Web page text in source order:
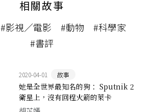
相關故事
#影視／電影 #動物
#科學家
#書評
2020-04-01 故事
她是全世界最知名的狗： Sputnik 2
衛星上，沒有回程火箭的萊卡